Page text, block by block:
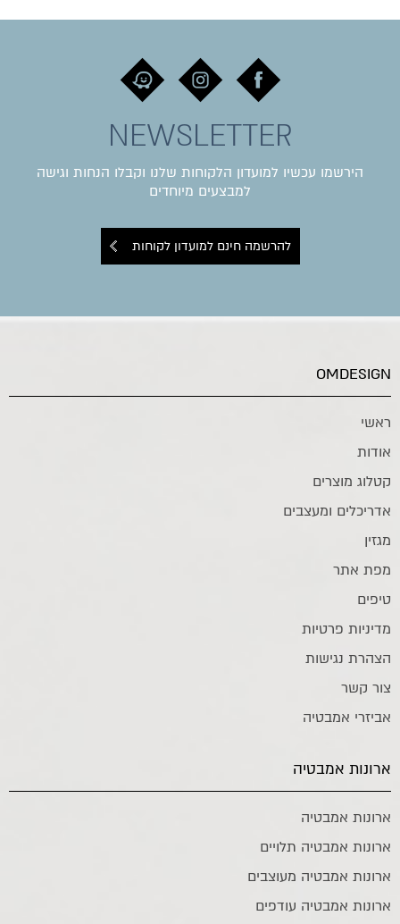
NEWSLETTER
הירשמו עכשיו למועדון הלקוחות שלנו וקבלו הנחות וגישה
למבצעים מיוחדים
להרשמה חינם למועדון לקוחות
OMDESIGN
ראשי
אודות
קטלוג מוצרים
אדריכלים ומעצבים
מגזין
מפת אתר
טיפים
מדיניות פרטיות
הצהרת נגישות
צור קשר
אביזרי אמבטיה
ארונות אמבטיה
ארונות אמבטיה
ארונות אמבטיה תלויים
ארונות אמבטיה מעוצבים
ארונות אמבטיה עודפים